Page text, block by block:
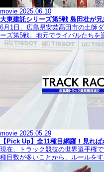
movie 2025.06.10
大東建託シリーズ第5戦 島田壮が
6月1日、広島県安芸高田市の土師
ーズ第5戦。地元でライバルたち
movie 2025.05.29
【Pick Up】全11種目網羅！見れ
現在、トラック競技の世界選手権
種目数が多いことから、ルールを